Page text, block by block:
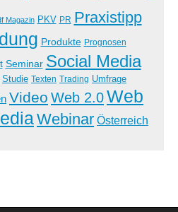
Magazin PKV PR Praxistipp
Produkte Prognosen
Seminar Social Media
Studie Texten Trading Umfrage
Video Web 2.0Web
Webinar Österreich